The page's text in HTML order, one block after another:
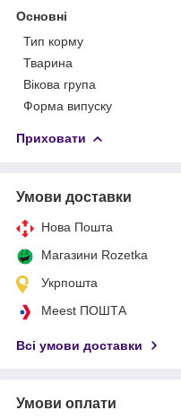
Основні
Тип корму
Тварина
Вікова група
Форма випуску
Приховати
Умови доставки
Нова Пошта
Магазини Rozetka
Укрпошта
Meest ПОШТА
Всі умови доставки
Умови оплати